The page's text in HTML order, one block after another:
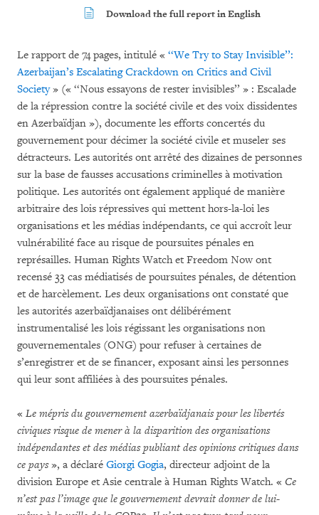
Download the full report in English
Le rapport de 74 pages, intitulé « ‘‘We Try to Stay Invisible’’:
Azerbaijan’s Escalating Crackdown on Critics and Civil
Society» (« ‘‘Nous essayons de rester invisibles’’ » : Escalade
de la répression contre la société civile et des voix dissidentes
en Azerbaïdjan »), documente les efforts concertés du
gouvernement pour décimer la société civile et museler ses
détracteurs. Les autorités ont arrêté des dizaines de personnes
sur la base de fausses accusations criminelles à motivation
politique. Les autorités ont également appliqué de manière
arbitraire des lois répressives qui mettent hors-la-loi les
organisations et les médias indépendants, ce qui accroît leur
vulnérabilité face au risque de poursuites pénales en
représailles. Human Rights Watch et Freedom Now ont
recensé 33 cas médiatisés de poursuites pénales, de détention
et de harcèlement. Les deux organisations ont constaté que
les autorités azerbaïdjanaises ont délibérément
instrumentalisé les lois régissant les organisations non
gouvernementales (ONG) pour refuser à certaines de
s’enregistrer et de se financer, exposant ainsi les personnes
qui leur sont affiliées à des poursuites pénales.
« Le mépris du gouvernement azerbaïdjanais pour les libertés
civiques risque de mener à la disparition des organisations
indépendantes et des médias publiant des opinions critiques dans
ce pays», a déclaré Giorgi Gogia, directeur adjoint de la
division Europe et Asie centrale à Human Rights Watch. « Ce
n’est pas l’image que le gouvernement devrait donner de lui-